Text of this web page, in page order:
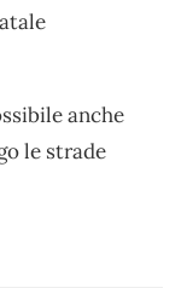
anche
le strade